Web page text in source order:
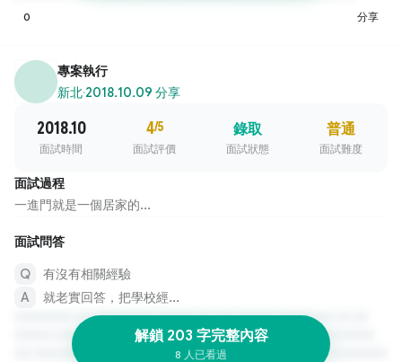
0 分享
專案執行
新北·2018.10.09 分享
2018.10
面試時間
4/5
面試評價
錄取
面試狀態
普通
面試難度
面試過程
一進門就是一個居家的...
面試問答
有沒有相關經驗
就老實回答，把學校經...
解鎖 203 字完整內容
8 人已看過